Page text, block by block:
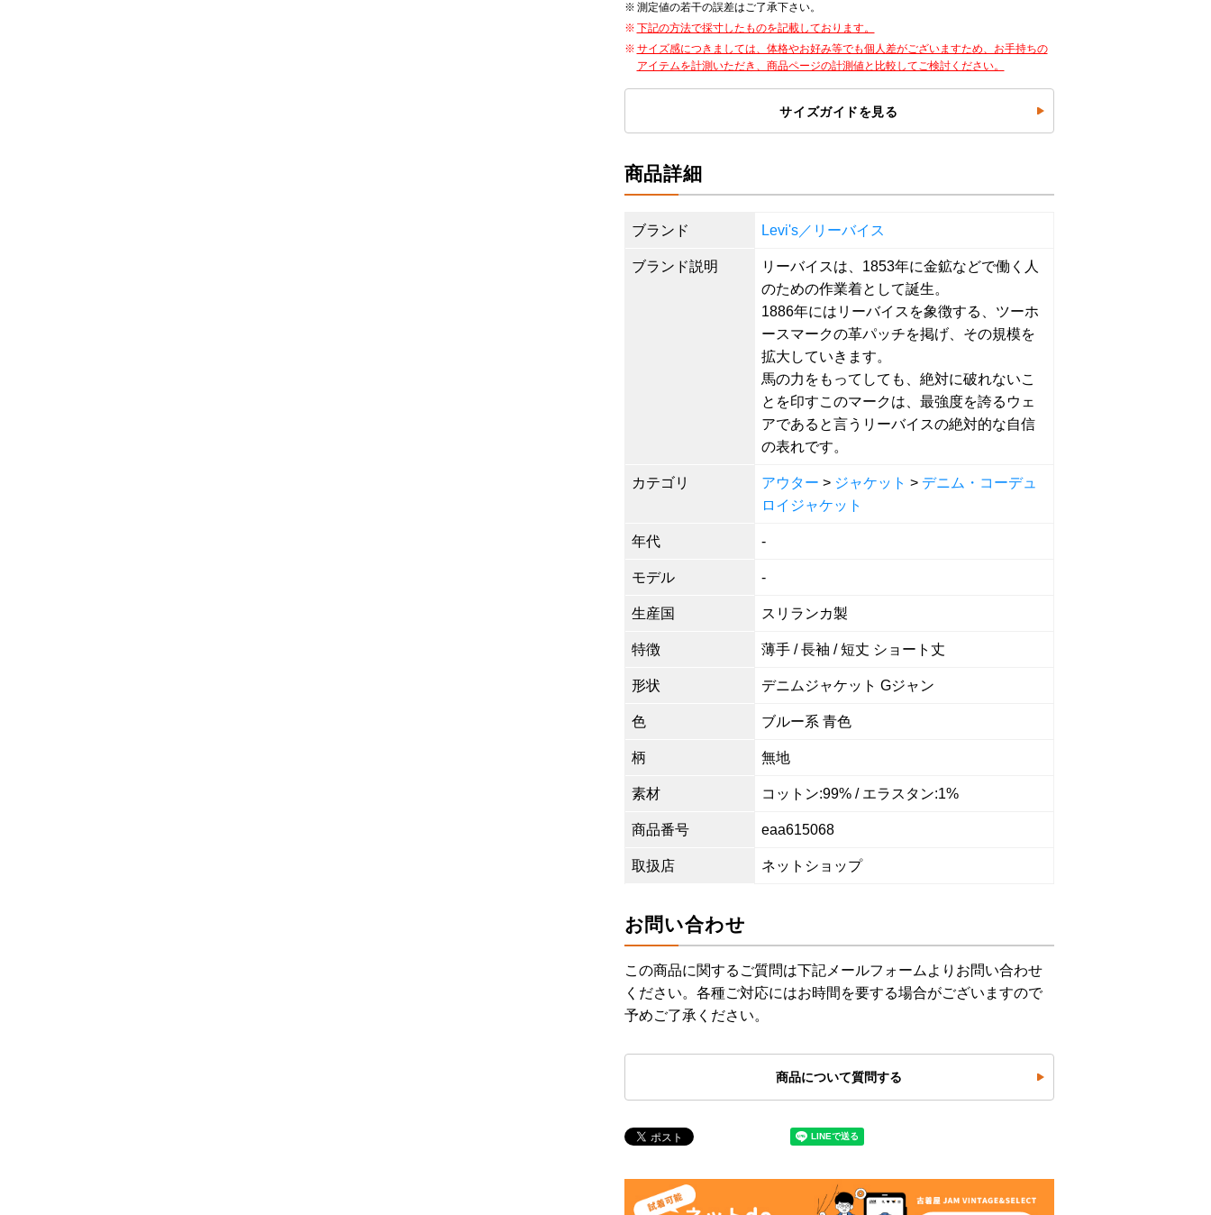
測定値の若干の誤差はご了承下さい。
下記の方法で採寸したものを記載しております。
サイズ感につきましては、体格やお好み等でも個人差がございますため、お手持ちの
アイテムを計測いただき、商品ページの計測値と比較してご検討ください。
サイズガイドを見る
商品詳細
ブランド Levi's／リーバイス
ブランド説明
リーバイスは、1853年に金鉱などで働く人
のための作業着として誕生。
1886年にはリーバイスを象徴する、ツーホ
ースマークの革パッチを掲げ、その規模を
拡大していきます。
馬の力をもってしても、絶対に破れないこ
とを印すこのマークは、最強度を誇るウェ
アであると言うリーバイスの絶対的な自信
の表れです。
カテゴリ アウター > ジャケット > デニム・コーデュ
ロイジャケット
年代 -
モデル -
生産国 スリランカ製
特徴 薄手 / 長袖 / 短丈 ショート丈
形状 デニムジャケット Gジャン
色 ブルー系 青色
柄 無地
素材 コットン:99% / エラスタン:1%
商品番号 eaa615068
取扱店 ネットショップ
お問い合わせ
この商品に関するご質問は下記メールフォームよりお問い合わせ
ください。各種ご対応にはお時間を要する場合がございますので
予めご了承ください。
商品について質問する